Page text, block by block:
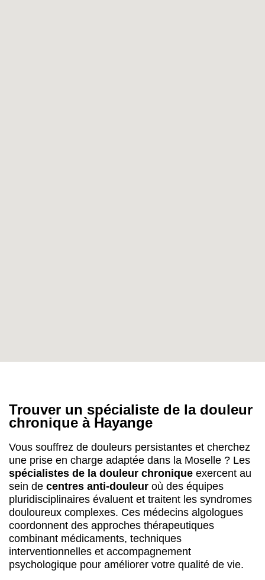
Trouver un spécialiste de la douleur
chronique à Hayange
Vous souffrez de douleurs persistantes et cherchez
une prise en charge adaptée dans la Moselle ? Les
spécialistes de la douleur chronique exercent au
sein de centres anti-douleur où des équipes
pluridisciplinaires évaluent et traitent les syndromes
douloureux complexes. Ces médecins algologues
coordonnent des approches thérapeutiques
combinant médicaments, techniques
interventionnelles et accompagnement
psychologique pour améliorer votre qualité de vie.